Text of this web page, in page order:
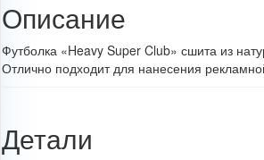
Описание
Футболка «Heavy Super Club» сшита из
Отлично подходит для нанесения
Детали